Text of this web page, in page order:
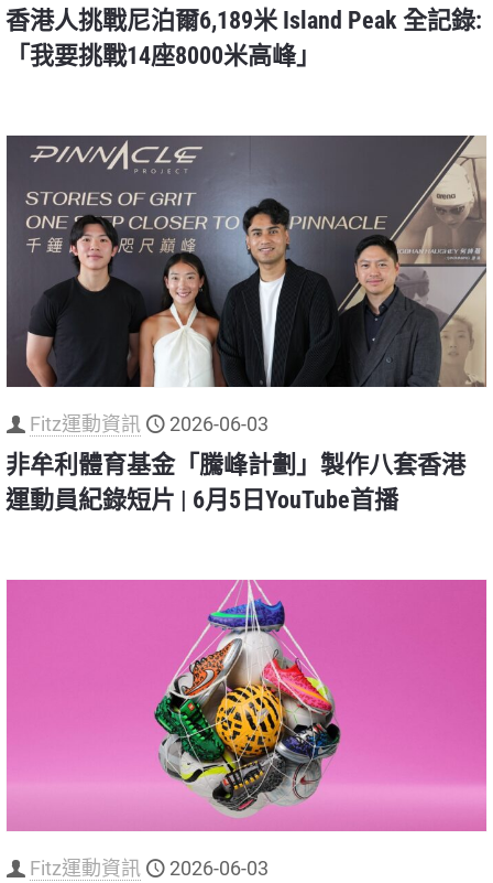
香港人挑戰尼泊爾6,189米 Island Peak 全記錄:
「我要挑戰14座8000米高峰」
Fitz運動資訊 2026-06-03
非牟利體育基金「騰峰計劃」製作八套香港
運動員紀錄短片 | 6月5日YouTube首播
Fitz運動資訊 2026-06-03